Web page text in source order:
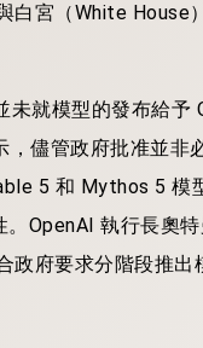
白宮（White
就模型的發布給予
儘管政府批准並非
5 和 Mythos 5 模
OpenAI 執行長奧
府要求分階段推